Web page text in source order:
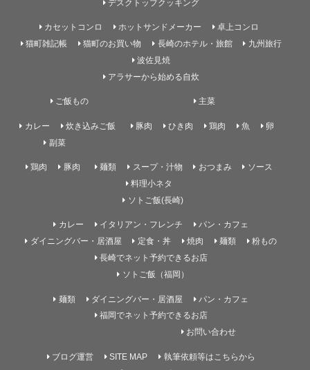
デスクトップクッキング
カセットコンロ ホットサンドメーカー
卓上コンロ
猫町雑記帳
猫町のお買い物 長崎のホテル・旅館
九州旅行
波佐見焼
アラサーから始める自炊
ご飯もの
カレー 炊き込みご飯
主菜
豚肉 ひき肉 鶏肉 魚
卵
副菜
鶏肉 豚肉 麺類 スープ・汁物 おつまみ
ソース
料理小ネタ
ソトご飯(長崎)
カレー イタリアン・フレンチ
パン・カフェ
ダイニングバー・居酒屋
定食・丼 焼肉 麺類
粉もの
長崎でネット予約できるお店
ソトご飯（福岡）
麺類 ダイニングバー・居酒屋
パン・カフェ
福岡でネット予約できるお店
ブログ運営 SITE MAP
お問い合わせ
執筆依頼等はこちらから